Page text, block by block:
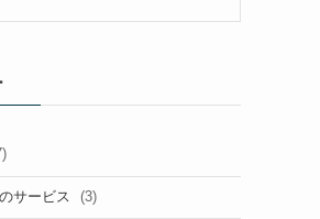
サービス (3)